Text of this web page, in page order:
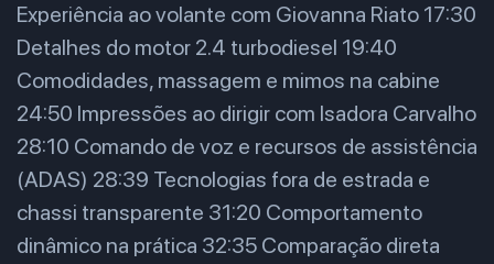
Experiência ao volante com Giovanna Riato 17:30
Detalhes do motor 2.4 turbodiesel 19:40
Comodidades, massagem e mimos na cabine
24:50 Impressões ao dirigir com Isadora Carvalho
28:10 Comando de voz e recursos de assistência
(ADAS) 28:39 Tecnologias fora de estrada e
chassi transparente 31:20 Comportamento
dinâmico na prática 32:35 Comparação direta